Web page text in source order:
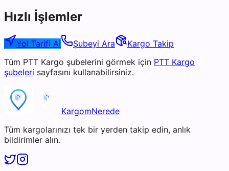
Hızlı İşlemler
Yol Tarifi Al Şubeyi Ara
Kargo Takip
Tüm PTT Kargo şubelerini görmek için PTT Kargo
şubeleri sayfasını kullanabilirsiniz.
KargomNerede
Tüm kargolarınızı tek bir yerden takip edin, anlık
bildirimler alın.